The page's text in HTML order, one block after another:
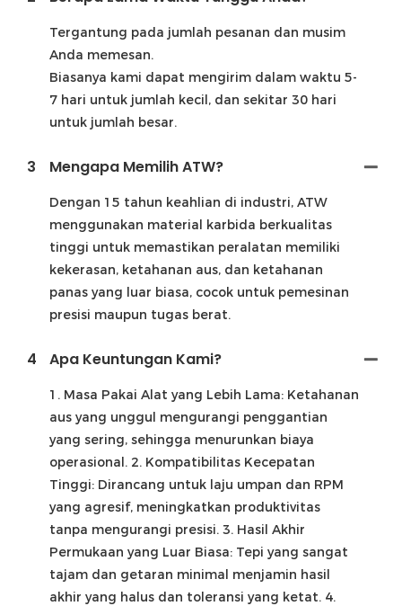
Tergantung pada jumlah pesanan dan musim
Anda memesan.
Biasanya kami dapat mengirim dalam waktu 5-
7 hari untuk jumlah kecil, dan sekitar 30 hari
untuk jumlah besar.
3 Mengapa Memilih ATW?
Dengan 15 tahun keahlian di industri, ATW
menggunakan material karbida berkualitas
tinggi untuk memastikan peralatan memiliki
kekerasan, ketahanan aus, dan ketahanan
panas yang luar biasa, cocok untuk pemesinan
presisi maupun tugas berat.
4 Apa Keuntungan Kami?
1. Masa Pakai Alat yang Lebih Lama: Ketahanan
aus yang unggul mengurangi penggantian
yang sering, sehingga menurunkan biaya
operasional. 2. Kompatibilitas Kecepatan
Tinggi: Dirancang untuk laju umpan dan RPM
yang agresif, meningkatkan produktivitas
tanpa mengurangi presisi. 3. Hasil Akhir
Permukaan yang Luar Biasa: Tepi yang sangat
tajam dan getaran minimal menjamin hasil
akhir yang halus dan toleransi yang ketat. 4.